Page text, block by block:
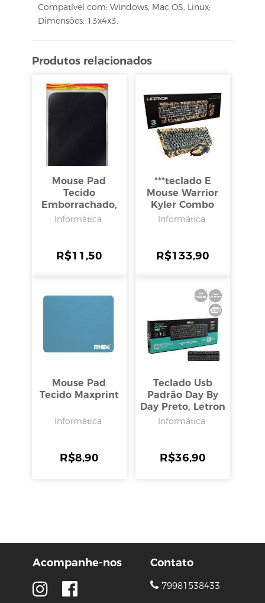
Compatível com: Windows, Mac OS, Linux;
Dimensões: 13x4x3.
Produtos relacionados
Mouse Pad
Tecido
Emborrachado,
Reflex
Informática
R$11,50
***teclado E
Mouse Warrior
Kyler Combo
Army Tc249,
Informática
R$133,90
Mouse Pad
Tecido Maxprint
Informática
R$8,90
Teclado Usb
Padrão Day By
Day Preto, Letron
Informática
R$36,90
Acompanhe-nos Contato
79981538433